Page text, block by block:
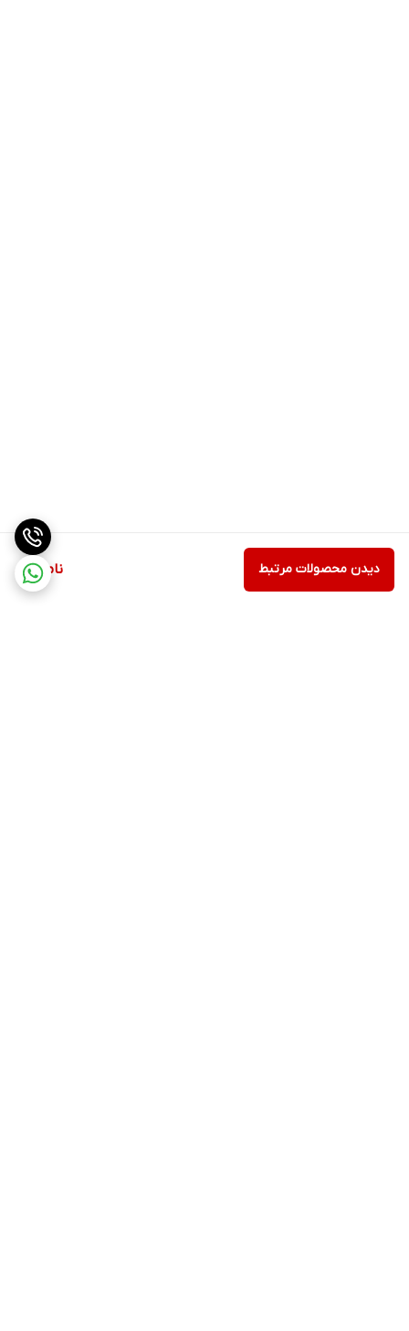
ناموجود دیدن محصولات مرتبط